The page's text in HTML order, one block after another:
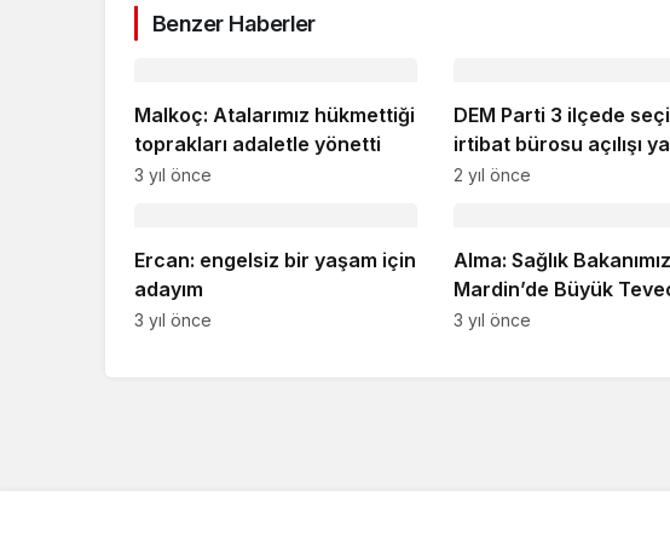
Benzer Haberler
Malkoç: Atalarımız hükmettiği
toprakları adaletle yönetti
3 yıl önce
DEM Parti 3 ilçede
irtibat bürosu açılışı
2 yıl önce
Ercan: engelsiz bir yaşam için
adayım
3 yıl önce
Alma: Sağlık Bakanımız
Mardin’de Büyük
Karşılandı
3 yıl önce